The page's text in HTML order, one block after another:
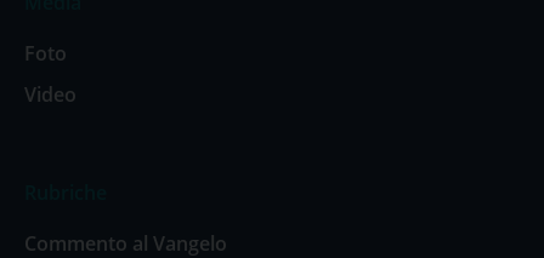
Foto
Video
Commento al Vangelo